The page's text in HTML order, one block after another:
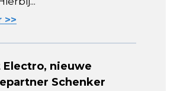
>>
Electro, nieuwe
Schenker